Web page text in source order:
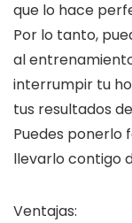
que lo hace
Por lo tanto,
al
interrumpir tu
tus resultados
Puedes ponerlo
llevarlo contigo
Ventajas: